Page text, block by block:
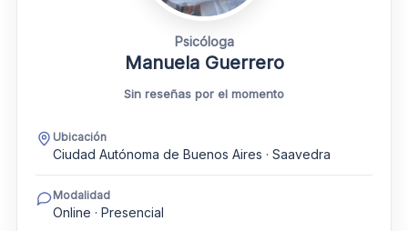
Psicóloga
Manuela Guerrero
Sin reseñas por el momento
Ubicación
Ciudad Autónoma de Buenos Aires · Saavedra
Modalidad
Online · Presencial